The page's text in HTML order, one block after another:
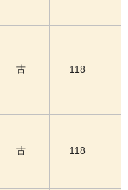
古 118
古 118